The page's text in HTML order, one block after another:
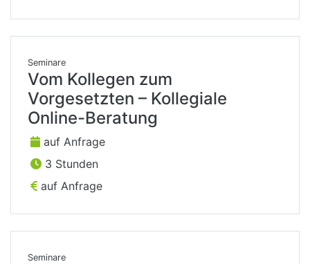
Seminare
Vom Kollegen zum
Vorgesetzten – Kollegiale
Online-Beratung
auf Anfrage
3 Stunden
auf Anfrage
Seminare